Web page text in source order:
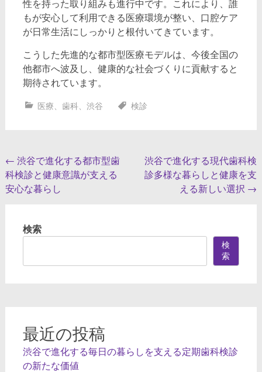
性を持った取り組みも進行中です。これにより、誰
もが安心して利用できる医療環境が整い、口腔ケア
が日常生活にしっかりと根付いてきています。
こうした先進的な都市型医療モデルは、今後全国の
他都市へ波及し、健康的な社会づくりに貢献すると
期待されています。
医療、 歯科、 渋谷 検診
投
稿
ナ
← 渋谷で進化する都市型歯
科検診と健康意識が支える
安心な暮らし
渋谷で進化する現代歯科検
診多様な暮らしと健康を支
える新しい選択 →
検索
検
索
最近の投稿
渋谷で進化する毎日の暮らしを支える定期歯科検診
の新たな価値